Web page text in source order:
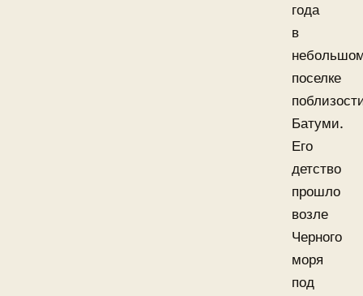
года
в
поселке
Батуми.
Его
детство
прошло
возле
Черного
моря
под